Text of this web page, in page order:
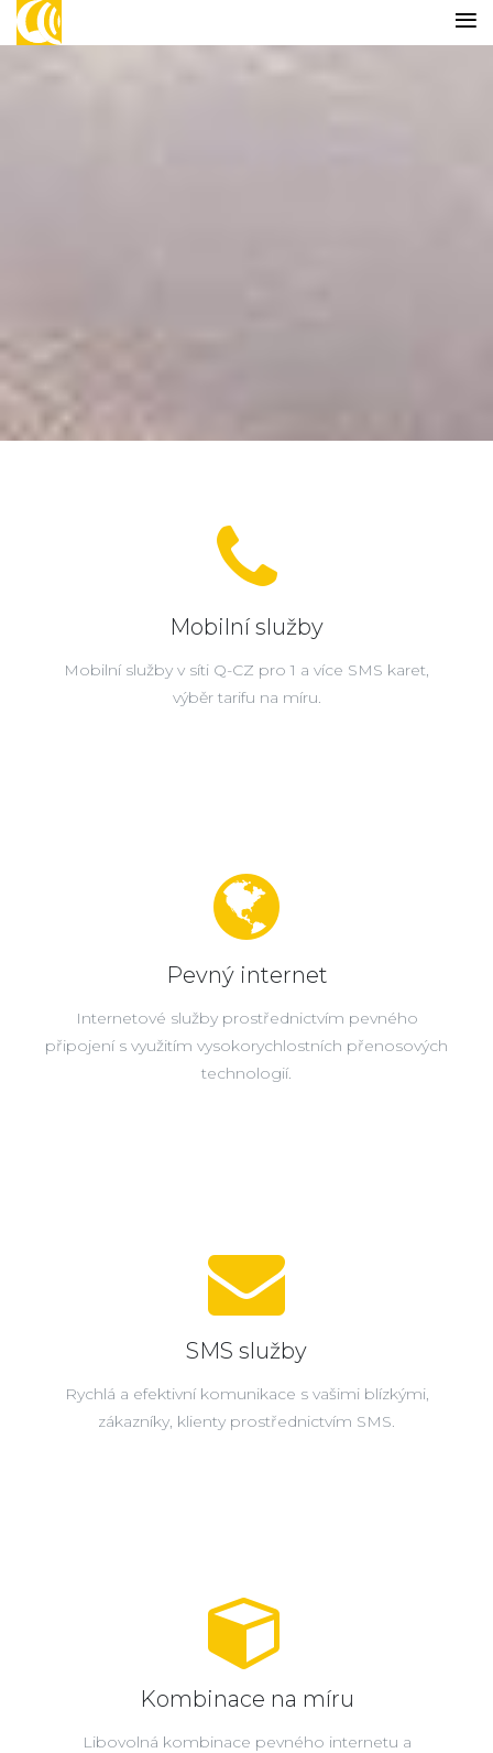
Mobilní služby
Mobilní služby v síti Q-CZ pro 1 a více SMS karet,
výběr tarifu na míru.
Pevný internet
Internetové služby prostřednictvím pevného
připojení s využitím vysokorychlostních přenosových
technologií.
SMS služby
Rychlá a efektivní komunikace s vašimi blízkými,
zákazníky, klienty prostřednictvím SMS.
Kombinace na míru
Libovolná kombinace pevného internetu a